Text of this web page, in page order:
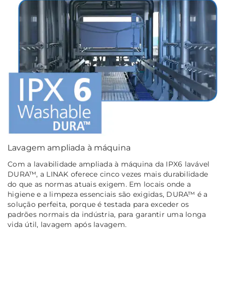
Lavagem ampliada à máquina
Com a lavabilidade ampliada à máquina da IPX6 lavável
DURA™, a LINAK oferece cinco vezes mais durabilidade
do que as normas atuais exigem. Em locais onde a
higiene e a limpeza essenciais são exigidas, DURA™ é a
solução perfeita, porque é testada para exceder os
padrões normais da indústria, para garantir uma longa
vida útil, lavagem após lavagem.